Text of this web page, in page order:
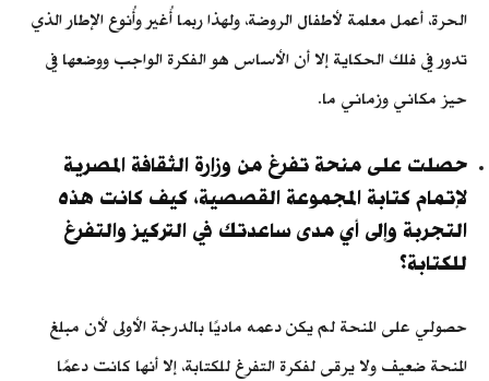
الحرة، أعمل معلمة لأطفال الروضة، ولهذا ربما أُغير وأُنوع الإطار الذي
تدور في فلك الحكاية إلا أن الأساس هو الفكرة الواجب ووضعها في
حيز مكاني وزماني ما.
حصلت على منحة تفرغ من وزارة الثقافة المصرية
لإتمام كتابة المجموعة القصصية، كيف كانت هذه
التجربة وإلى أي مدى ساعدتك في التركيز والتفرغ
للكتابة؟
حصولي على المنحة لم يكن دعمه ماديًا بالدرجة الأولى لأن مبلغ
المنحة ضعيف ولا يرقى لفكرة التفرغ للكتابة، إلا أنها كانت دعمًا